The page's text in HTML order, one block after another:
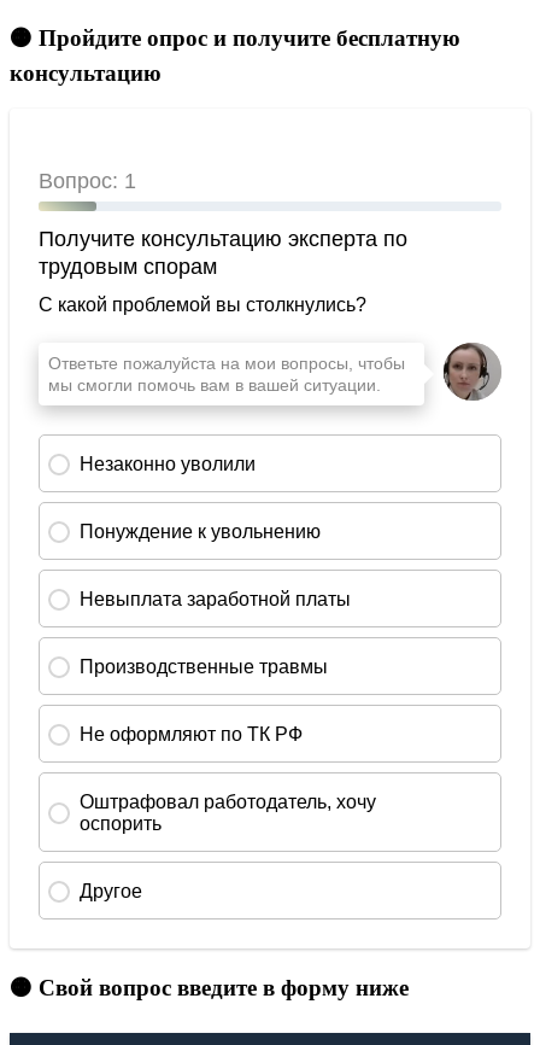
🟠 Пройдите опрос и получите бесплатную
консультацию
🟠 Свой вопрос введите в форму ниже